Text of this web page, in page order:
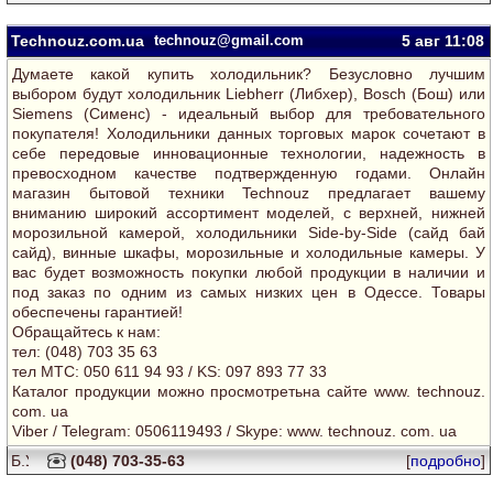
Technouz.com.ua technouz@gmail.com 5 авг11:08
Думаете какой купить холодильник? Безусловно лучшим
выбором будут холодильник Liebherr (Либхер), Bosch (Бош) или
Siemens (Сименс) - идеальный выбор для требовательного
покупателя! Холодильники данных торговых марок сочетают в
себе передовые инновационные технологии, надежность в
превосходном качестве подтвержденную годами. Онлайн
магазин бытовой техники Technouz предлагает вашему
вниманию широкий ассортимент моделей, с верхней, нижней
морозильной камерой, холодильники Side-by-Side (сайд бай
сайд), винные шкафы, морозильные и холодильные камеры. У
вас будет возможность покупки любой продукции в наличии и
под заказ по одним из самых низких цен в Одессе. Товары
обеспечены гарантией!
Обращайтесь к нам:
тел: (048) 703 35 63
тел MTC: 050 611 94 93 / KS: 097 893 77 33
Каталог продукции можно просмотретьна сайте www. technouz.
com. ua
Viber / Telegram: 0506119493 / Skype: www. technouz. com. ua
(048) 703-35-63
[подробно]